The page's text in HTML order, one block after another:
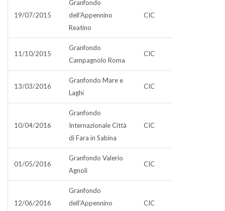
19/07/2015
Granfondo
dell'Appennino
Reatino
CIC
11/10/2015
Granfondo
Campagnolo Roma
CIC
13/03/2016
Granfondo Mare e
Laghi
CIC
10/04/2016
Granfondo
Internazionale Città
di Fara in Sabina
CIC
01/05/2016
Granfondo Valerio
Agnoli
CIC
12/06/2016
Granfondo
dell'Appennino
CIC